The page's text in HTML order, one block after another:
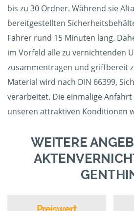
bis zu 30 Ordner. Während sie
bereitgestellten
Fahrer rund 15 Minuten lang.
im Vorfeld alle zu vernichtenden
zusammentragen und griffbereit
Material wird nach DIN 66399,
verarbeitet. Die einmalige Anfahrt
unseren attraktiven Konditionen
WEITERE